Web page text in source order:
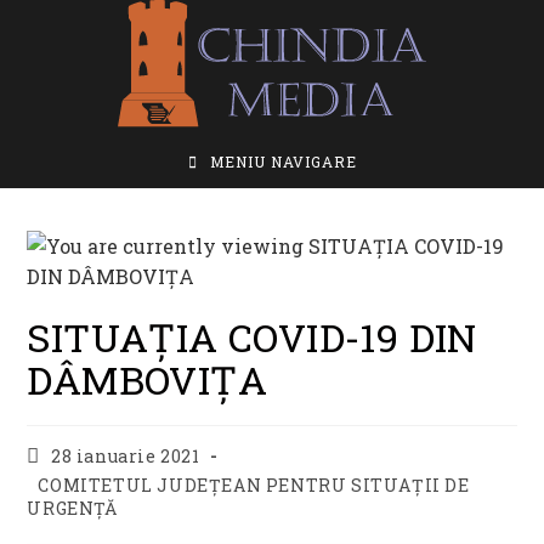
MENIU NAVIGARE
SITUAȚIA COVID-19 DIN
DÂMBOVIȚA
Post
published:
28 ianuarie 2021
Post
category:
COMITETUL JUDEȚEAN PENTRU SITUAȚII DE
URGENȚĂ